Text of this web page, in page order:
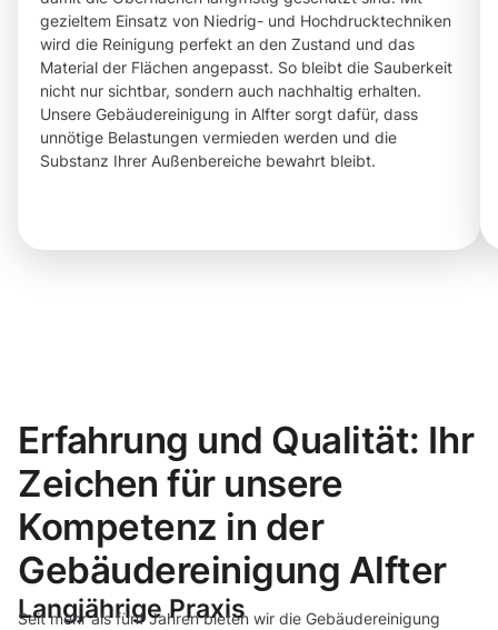
gezieltem Einsatz von Niedrig- und Hochdrucktechniken
wird die Reinigung perfekt an den Zustand und das
Material der Flächen angepasst. So bleibt die Sauberkeit
nicht nur sichtbar, sondern auch nachhaltig erhalten.
Unsere Gebäudereinigung in Alfter sorgt dafür, dass
unnötige Belastungen vermieden werden und die
Substanz Ihrer Außenbereiche bewahrt bleibt.
Erfahrung und Qualität: Ihr
Zeichen für unsere
Kompetenz in der
Gebäudereinigung Alfter
Langjährige Praxis
Seit mehr als fünf Jahren bieten wir die Gebäudereinigung